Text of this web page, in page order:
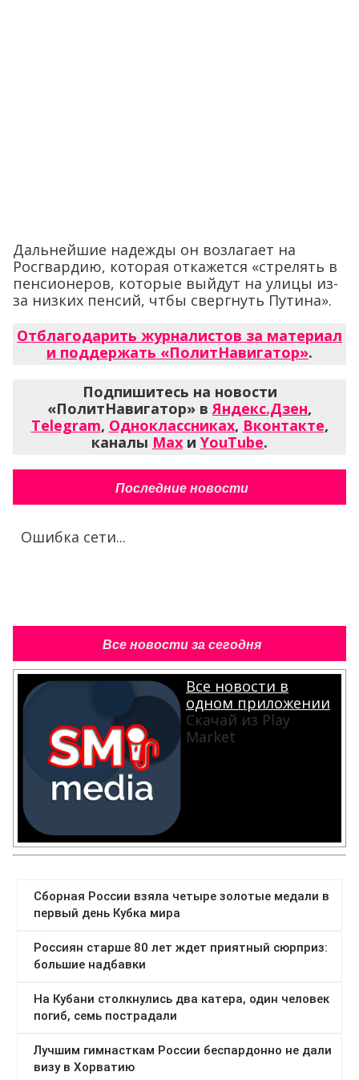
Дальнейшие надежды он возлагает на
Росгвардию, которая откажется «стрелять в
пенсионеров, которые выйдут на улицы из-
за низких пенсий, чтбы свергнуть Путина».
Отблагодарить журналистов за материал
и поддержать «ПолитНавигатор».
Подпишитесь на новости
«ПолитНавигатор» вЯндекс.Дзен,
Telegram, Одноклассниках, Вконтакте,
каналы Max и YouTube.
Последние новости
Ошибка сети...
Все новости за сегодня
Все новости в
одном приложении
Скачай из Play
Market